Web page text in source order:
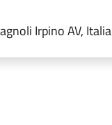
Irpino AV, Italia